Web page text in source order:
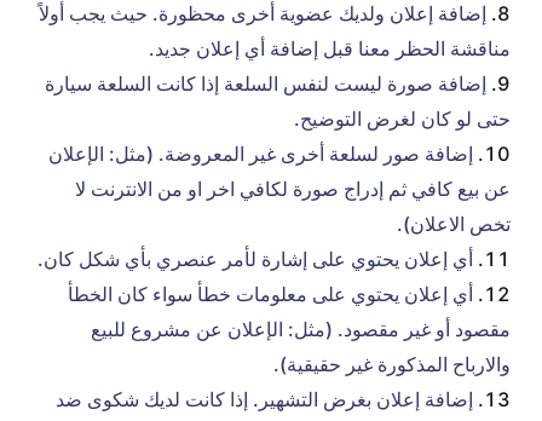
إضافة إعلان ولديك عضوية أخرى محظورة. حيث يجب أولاً
مناقشة الحظر معنا قبل إضافة أي إعلان جديد.
إضافة صورة ليست لنفس السلعة إذا كانت السلعة سيارة
حتى لو كان لغرض التوضيح.
إضافة صور لسلعة أخرى غير المعروضة. (مثل: الإعلان
عن بيع كافي ثم إدراج صورة لكافي اخر او من الانترنت لا
تخص الاعلان).
أي إعلان يحتوي على إشارة لأمر عنصري بأي شكل كان.
أي إعلان يحتوي على معلومات خطأ سواء كان الخطأ
مقصود أو غير مقصود‫.‬ (مثل: الإعلان عن مشروع للبيع
والارباح المذكورة غير حقيقية‫).
إضافة إعلان بغرض التشهير. إذا كانت لديك شكوى ضد